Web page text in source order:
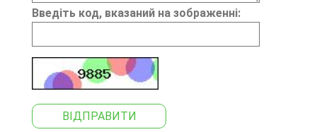
Введіть код, вказаний на зображенні:
ВІДПРАВИТИ